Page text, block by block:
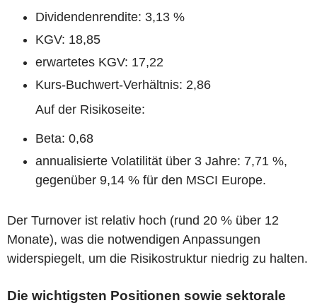
Dividendenrendite: 3,13 %
KGV: 18,85
erwartetes KGV: 17,22
Kurs-Buchwert-Verhältnis: 2,86
Auf der Risikoseite:
Beta: 0,68
annualisierte Volatilität über 3 Jahre: 7,71 %,
gegenüber 9,14 % für den MSCI Europe.
Der Turnover ist relativ hoch (rund 20 % über 12
Monate), was die notwendigen Anpassungen
widerspiegelt, um die Risikostruktur niedrig zu halten.
Die wichtigsten Positionen sowie sektorale